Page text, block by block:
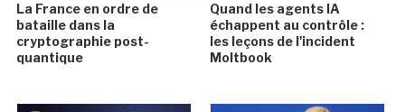
La France en ordre de
bataille dans la
cryptographie post-
quantique
Quand les agents IA
échappent au contrôle :
les leçons de l'incident
Moltbook